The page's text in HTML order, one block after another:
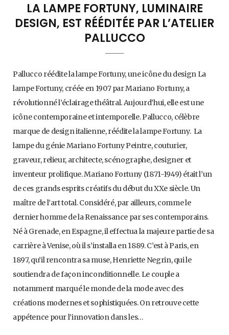
LA LAMPE FORTUNY, LUMINAIRE
DESIGN, EST RÉÉDITÉE PAR L’ATELIER
PALLUCCO
Pallucco réédite la lampe Fortuny, une icône du design La
lampe Fortuny, créée en 1907 par Mariano Fortuny, a
révolutionné l’éclairage théâtral. Aujourd’hui, elle est une
icône contemporaine et intemporelle. Pallucco, célèbre
marque de design italienne, réédite la lampe Fortuny. La
lampe du génie Mariano Fortuny Peintre, couturier,
graveur, relieur, architecte, scénographe, designer et
inventeur prolifique. Mariano Fortuny (1871-1949) était l’un
de ces grands esprits créatifs du début du XXe siècle. Un
maître de l’art total. Considéré, par ailleurs, comme le
dernier homme de la Renaissance par ses contemporains.
Né à Grenade, en Espagne, il effectua la majeure partie de sa
carrière à Venise, où il s’installa en 1889. C’est à Paris, en
1897, qu’il rencontra sa muse, Henriette Negrin, qui le
soutiendra de façon inconditionnelle. Le couple a
notamment marqué le monde de la mode avec des
créations modernes et sophistiquées. On retrouve cette
appétence pour l’innovation dans les…